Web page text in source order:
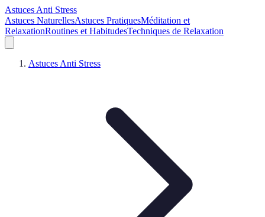
Astuces Anti Stress
Astuces NaturellesAstuces PratiquesMéditation et
RelaxationRoutines et HabitudesTechniques de Relaxation
Astuces Anti Stress